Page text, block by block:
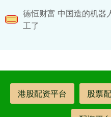
德恒财富 中国造的机器
工了
港股配资平台 股票